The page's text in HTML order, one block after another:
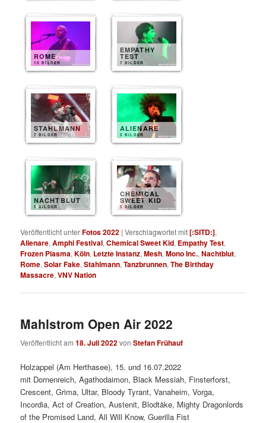
ROME
10 BILDER
EMPATHY
TEST
7 BILDER
STAHLMANN
7 BILDER
ALIENARE
5 BILDER
NACHTBLUT
5 BILDER
CHEMICAL
SWEET KID
5 BILDER
Veröffentlicht unterFotos 2022 |Verschlagwortet mit[:SITD:],
Alienare,Amphi Festival,Chemical Sweet Kid, Empathy Test,
Frozen Plasma,Köln, Letzte Instanz,Mesh,Mono Inc.,Nachtblut,
Rome,Solar Fake,Stahlmann,Tanzbrunnen,The Birthday
Massacre,VNV Nation
Mahlstrom Open Air 2022
Veröffentlicht am18. Juli 2022vonStefan Frühauf
Holzappel (Am Herthasee), 15. und 16.07.2022
mit Dornenreich, Agathodaimon, Black Messiah, Finsterforst,
Crescent, Grima, Ultar, Bloody Tyrant, Vanaheim, Vorga,
Incordia, Act of Creation, Austenit, Blodtåke, Mighty Dragonlords
of the Promised Land, All Will Know, Guerilla Fist